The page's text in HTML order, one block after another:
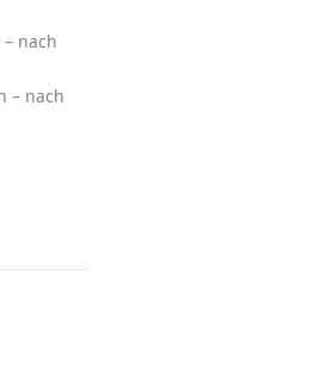
nach
– nach